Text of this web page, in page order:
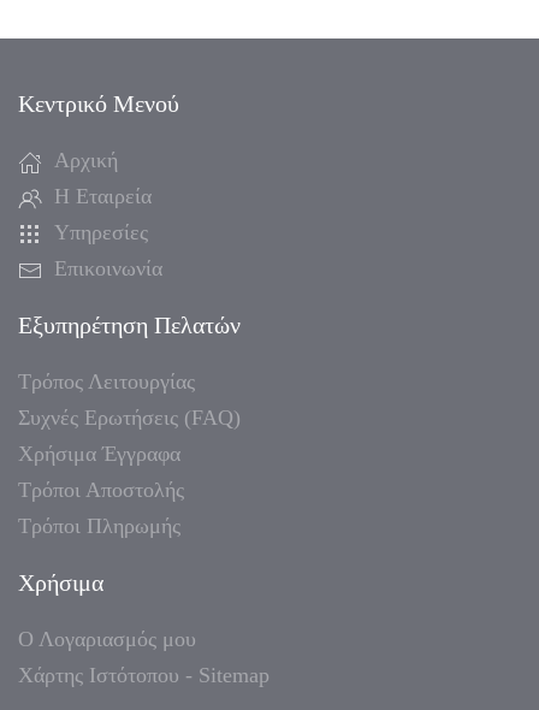
Κεντρικό Μενού
Αρχική
Η Εταιρεία
Υπηρεσίες
Επικοινωνία
Εξυπηρέτηση Πελατών
Τρόπος Λειτουργίας
Συχνές Ερωτήσεις (FAQ)
Χρήσιμα Έγγραφα
Τρόποι Αποστολής
Τρόποι Πληρωμής
Χρήσιμα
Ο Λογαριασμός μου
Χάρτης Ιστότοπου - Sitemap